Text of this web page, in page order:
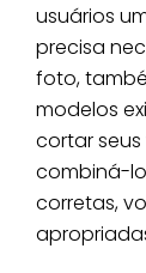
usuários
precisa
foto,
modelos
cortar
combiná-
corretas,